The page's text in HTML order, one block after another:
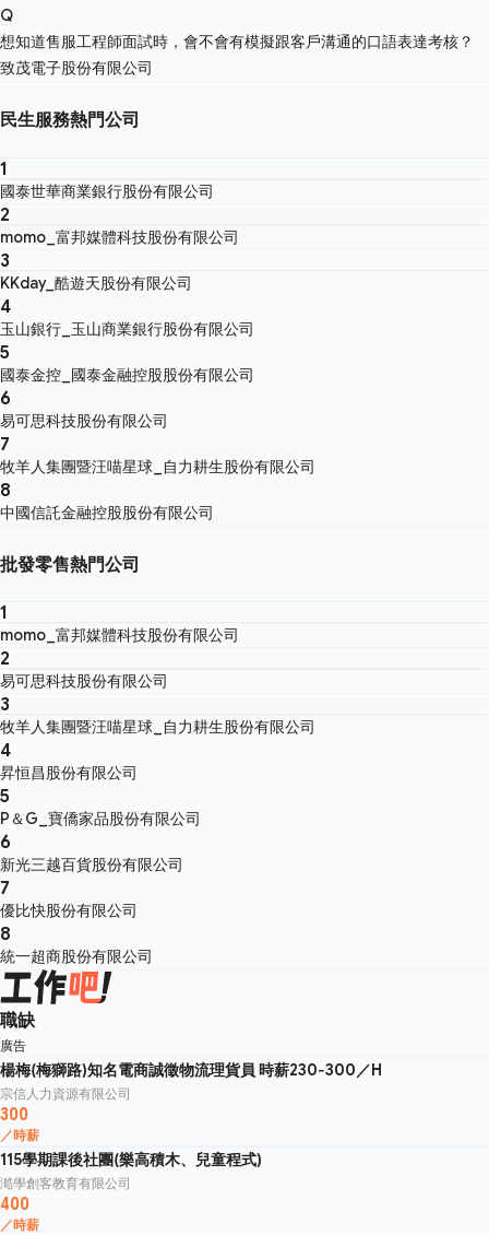
Q
想知道售服工程師面試時，會不會有模擬跟客戶溝通的口語表達考核？
致茂電子股份有限公司
民生服務熱門公司
1
國泰世華商業銀行股份有限公司
2
momo_富邦媒體科技股份有限公司
3
KKday_酷遊天股份有限公司
4
玉山銀行_玉山商業銀行股份有限公司
5
國泰金控_國泰金融控股股份有限公司
6
易可思科技股份有限公司
7
牧羊人集團暨汪喵星球_自力耕生股份有限公司
8
中國信託金融控股股份有限公司
批發零售熱門公司
1
momo_富邦媒體科技股份有限公司
2
易可思科技股份有限公司
3
牧羊人集團暨汪喵星球_自力耕生股份有限公司
4
昇恒昌股份有限公司
5
P＆G_寶僑家品股份有限公司
6
新光三越百貨股份有限公司
7
優比快股份有限公司
8
統一超商股份有限公司
職缺
廣告
楊梅(梅獅路)知名電商誠徵物流理貨員 時薪230-300／H
宗信人力資源有限公司
300
／時薪
115學期課後社團(樂高積木、兒童程式)
澔學創客教育有限公司
400
／時薪